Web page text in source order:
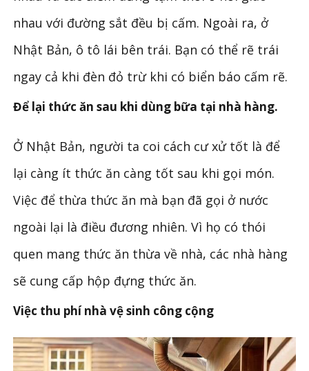
nhau với đường sắt đều bị cấm. Ngoài ra, ở
Nhật Bản, ô tô lái bên trái. Bạn có thể rẽ trái
ngay cả khi đèn đỏ trừ khi có biển báo cấm rẽ.
Để lại thức ăn sau khi dùng bữa tại nhà hàng.
Ở Nhật Bản, người ta coi cách cư xử tốt là để
lại càng ít thức ăn càng tốt sau khi gọi món.
Việc để thừa thức ăn mà bạn đã gọi ở nước
ngoài lại là điều đương nhiên. Vì họ có thói
quen mang thức ăn thừa về nhà, các nhà hàng
sẽ cung cấp hộp đựng thức ăn.
Việc thu phí nhà vệ sinh công cộng